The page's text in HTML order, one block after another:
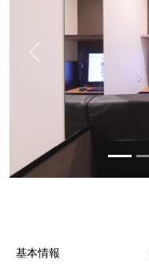
基本情報